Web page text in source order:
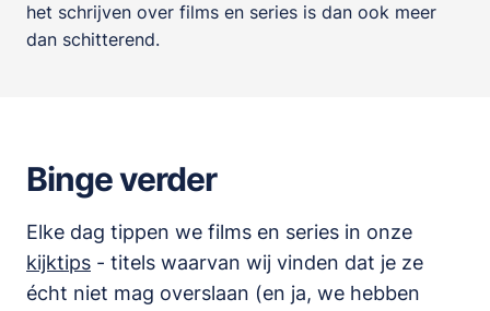
het schrijven over films en series is dan ook meer
dan schitterend.
Binge verder
Elke dag tippen we films en series in onze
kijktips - titels waarvan wij vinden dat je ze
écht niet mag overslaan (en ja, we hebben